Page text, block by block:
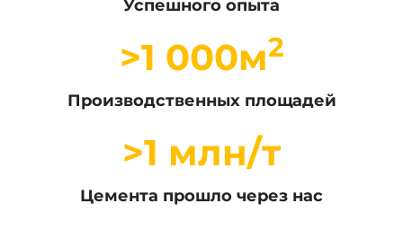
Успешного опыта
>1 000м2
Производственных площадей
>1 млн/т
Цемента прошло через нас